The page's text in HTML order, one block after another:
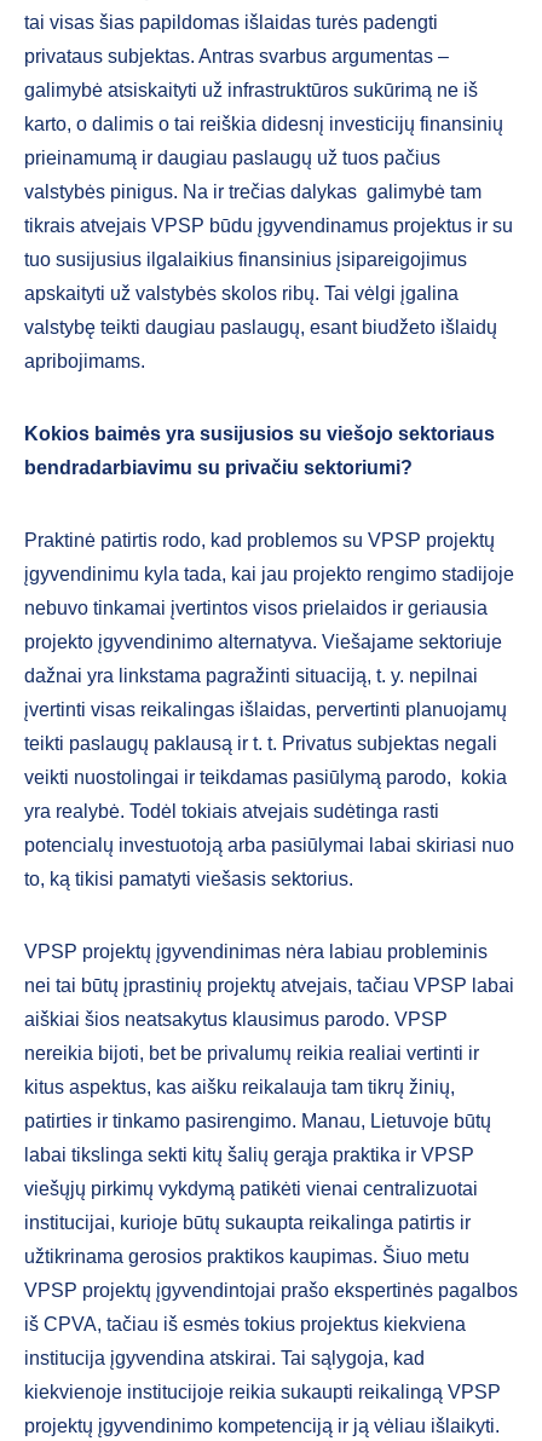
tai visas šias papildomas išlaidas turės padengti
privataus subjektas. Antras svarbus argumentas –
galimybė atsiskaityti už infrastruktūros sukūrimą ne iš
karto, o dalimis o tai reiškia didesnį investicijų finansinių
prieinamumą ir daugiau paslaugų už tuos pačius
valstybės pinigus. Na ir trečias dalykas galimybė tam
tikrais atvejais VPSP būdu įgyvendinamus projektus ir su
tuo susijusius ilgalaikius finansinius įsipareigojimus
apskaityti už valstybės skolos ribų. Tai vėlgi įgalina
valstybę teikti daugiau paslaugų, esant biudžeto išlaidų
apribojimams.
Kokios baimės yra susijusios su viešojo sektoriaus
bendradarbiavimu su privačiu sektoriumi?
Praktinė patirtis rodo, kad problemos su VPSP projektų
įgyvendinimu kyla tada, kai jau projekto rengimo stadijoje
nebuvo tinkamai įvertintos visos prielaidos ir geriausia
projekto įgyvendinimo alternatyva. Viešajame sektoriuje
dažnai yra linkstama pagražinti situaciją, t. y. nepilnai
įvertinti visas reikalingas išlaidas, pervertinti planuojamų
teikti paslaugų paklausą ir t. t. Privatus subjektas negali
veikti nuostolingai ir teikdamas pasiūlymą parodo, kokia
yra realybė. Todėl tokiais atvejais sudėtinga rasti
potencialų investuotoją arba pasiūlymai labai skiriasi nuo
to, ką tikisi pamatyti viešasis sektorius.
VPSP projektų įgyvendinimas nėra labiau probleminis
nei tai būtų įprastinių projektų atvejais, tačiau VPSP labai
aiškiai šios neatsakytus klausimus parodo. VPSP
nereikia bijoti, bet be privalumų reikia realiai vertinti ir
kitus aspektus, kas aišku reikalauja tam tikrų žinių,
patirties ir tinkamo pasirengimo. Manau, Lietuvoje būtų
labai tikslinga sekti kitų šalių gerąja praktika ir VPSP
viešųjų pirkimų vykdymą patikėti vienai centralizuotai
institucijai, kurioje būtų sukaupta reikalinga patirtis ir
užtikrinama gerosios praktikos kaupimas. Šiuo metu
VPSP projektų įgyvendintojai prašo ekspertinės pagalbos
iš CPVA, tačiau iš esmės tokius projektus kiekviena
institucija įgyvendina atskirai. Tai sąlygoja, kad
kiekvienoje institucijoje reikia sukaupti reikalingą VPSP
projektų įgyvendinimo kompetenciją ir ją vėliau išlaikyti.